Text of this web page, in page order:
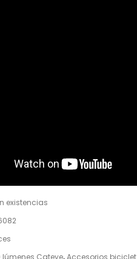
existencias
lúmenes Cateye,Accesorios